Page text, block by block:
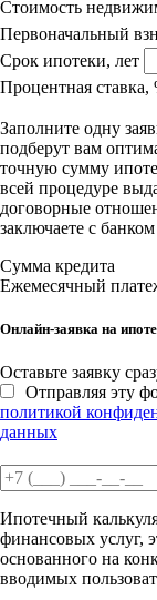
Стоимость
Первоначальный
Срок ипотеки, лет
Процентная ставка,
Заполните одну
подберут вам
точную сумму
всей процедуре
договорные
заключаете с банком
Сумма кредита
Ежемесячный
Онлайн-заявка на
Оставьте заявку
Отправляя эту
политикой
данных
Ипотечный
финансовых услуг,
основанного на
вводимых